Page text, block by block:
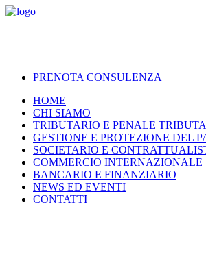
PRENOTA CONSULENZA
HOME
CHI SIAMO
TRIBUTARIO E PENALE
GESTIONE E PROTEZIONE DEL
SOCIETARIO E
COMMERCIO INTERNAZIONALE
BANCARIO E FINANZIARIO
NEWS ED EVENTI
CONTATTI